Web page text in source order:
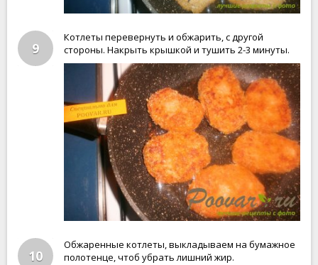
9
Котлеты перевернуть и обжарить, с другой
стороны. Накрыть крышкой и тушить 2-3 минуты.
10
Обжаренные котлеты, выкладываем на бумажное
полотенце, чтоб убрать лишний жир.